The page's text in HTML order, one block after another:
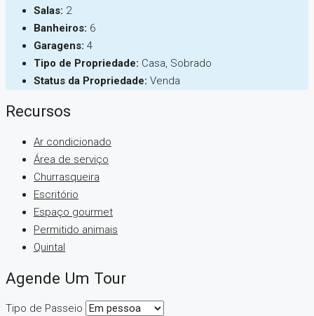
Salas: 2
Banheiros: 6
Garagens: 4
Tipo de Propriedade: Casa, Sobrado
Status da Propriedade: Venda
Recursos
Ar condicionado
Área de serviço
Churrasqueira
Escritório
Espaço gourmet
Permitido animais
Quintal
Agende Um Tour
Tipo de Passeio